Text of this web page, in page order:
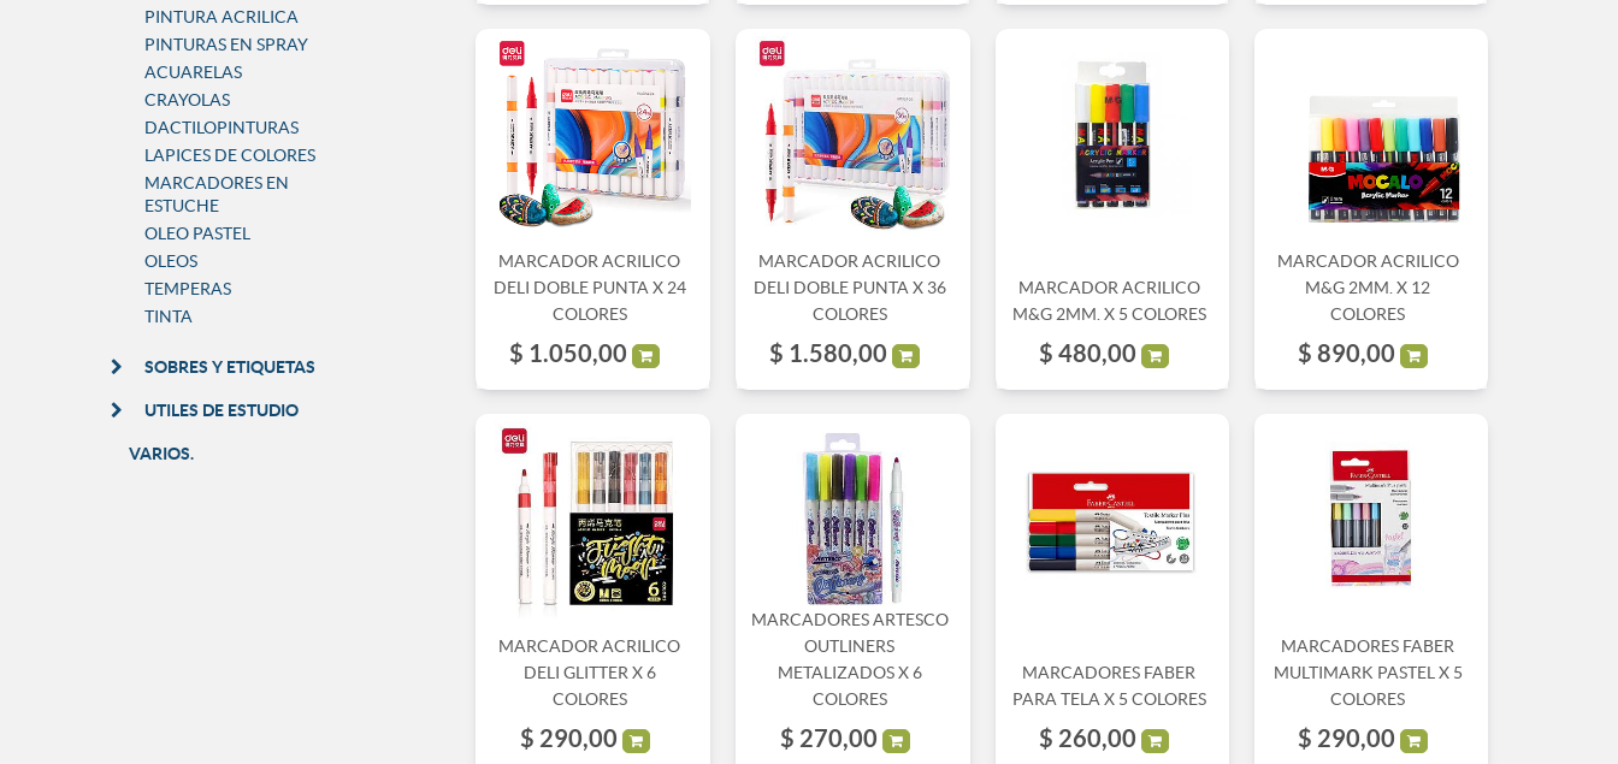
PINTURA ACRILICA
PINTURAS EN SPRAY
ACUARELAS
CRAYOLAS
DACTILOPINTURAS
LAPICES DE COLORES
MARCADORES EN
ESTUCHE
OLEO PASTEL
OLEOS
TEMPERAS
TINTA
SOBRES Y ETIQUETAS
UTILES DE ESTUDIO
VARIOS.
MARCADOR ACRILICO
DELI DOBLE PUNTA X 24
COLORES
$ 1.050,00
MARCADOR ACRILICO
DELI DOBLE PUNTA X 36
COLORES
$ 1.580,00
MARCADOR ACRILICO
M&G 2MM. X 5 COLORES
$480,00
MARCADOR ACRILICO
M&G 2MM. X 12
COLORES
$890,00
MARCADOR ACRILICO
DELI GLITTER X 6
COLORES
$ 290,00
MARCADORES ARTESCO
OUTLINERS
METALIZADOS X 6
COLORES
$ 270,00
MARCADORES FABER
PARA TELA X 5 COLORES
$ 260,00
MARCADORES FABER
MULTIMARK PASTEL X 5
COLORES
$ 290,00